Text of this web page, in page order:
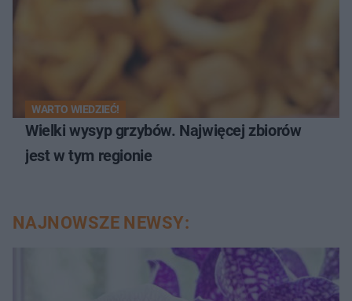
WARTO WIEDZIEĆ!
Wielki wysyp grzybów. Najwięcej zbiorów
jest w tym regionie
NAJNOWSZE NEWSY: